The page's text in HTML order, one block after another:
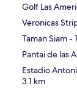
Golf Las
Veronicas
Taman Siam-
Pantai de las
Estadio
3.1 km